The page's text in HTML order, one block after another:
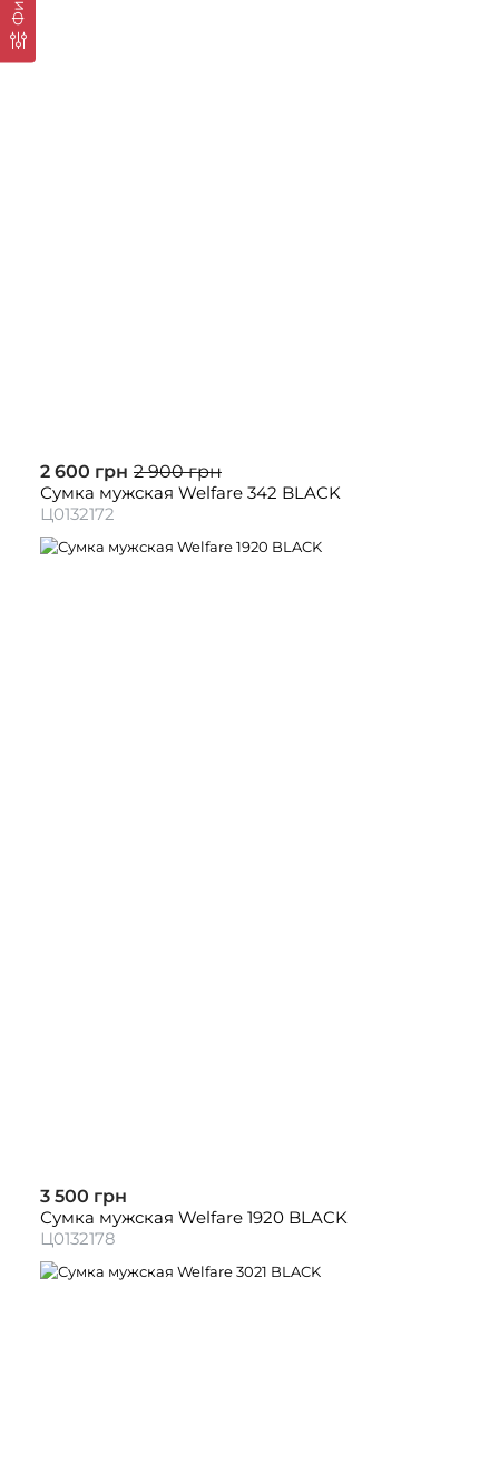
2 600 грн 2 900 грн
Сумка мужская Welfare 342 BLACK
Ц0132172
3 500 грн
Сумка мужская Welfare 1920 BLACK
Ц0132178